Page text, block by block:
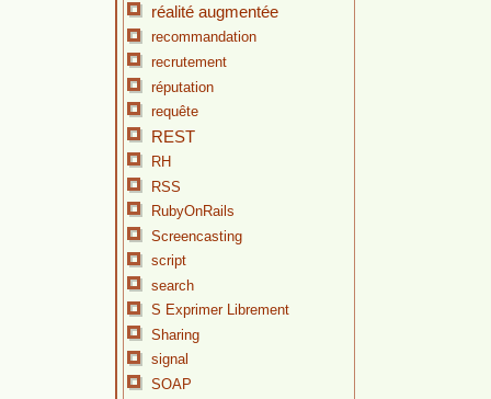
réalité augmentée
recommandation
recrutement
réputation
requête
REST
RH
RSS
RubyOnRails
Screencasting
script
search
S Exprimer Librement
Sharing
signal
SOAP